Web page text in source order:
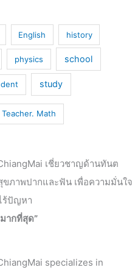
English history
physics school
study
Teacher. Math
เชี่ยวชาญด้านทันต
ภาพปากและฟัน เพื่อความมั่นใจ
ร้ปัญหา
ากที่สุด”
specializes in